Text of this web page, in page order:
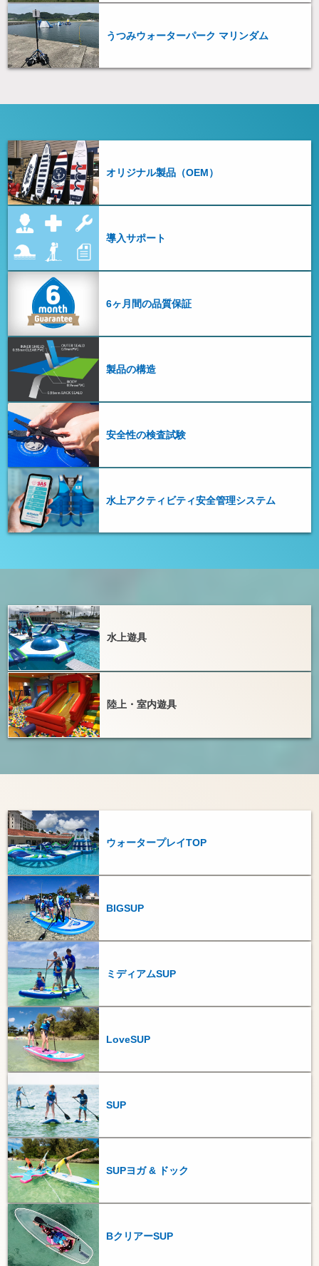
うつみウォーターパーク マリンダム
オリジナル製品（OEM）
導入サポート
6ヶ月間の品質保証
製品の構造
安全性の検査試験
水上アクティビティ安全管理システム
水上遊具
陸上・室内遊具
ウォータープレイTOP
BIGSUP
ミディアムSUP
LoveSUP
SUP
SUPヨガ & ドック
BクリアーSUP